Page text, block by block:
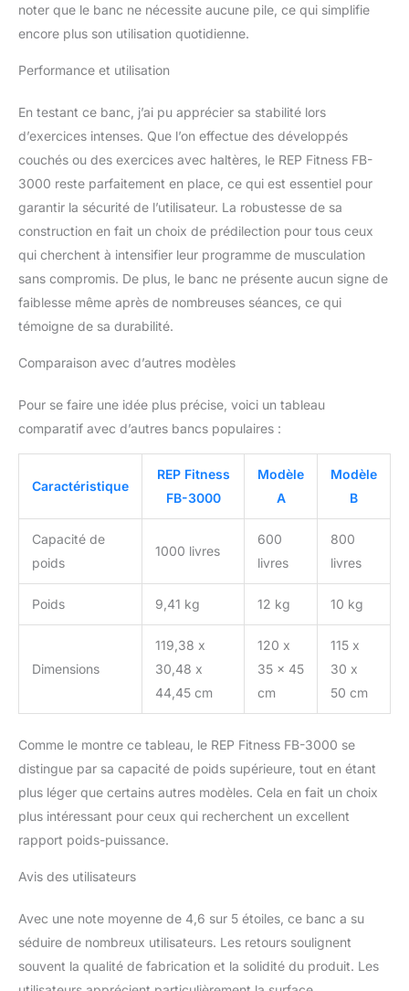
noter que le banc ne nécessite aucune pile, ce qui simplifie
encore plus son utilisation quotidienne.
Performance et utilisation
En testant ce banc, j’ai pu apprécier sa stabilité lors
d’exercices intenses. Que l’on effectue des développés
couchés ou des exercices avec haltères, le REP Fitness FB-
3000 reste parfaitement en place, ce qui est essentiel pour
garantir la sécurité de l’utilisateur. La robustesse de sa
construction en fait un choix de prédilection pour tous ceux
qui cherchent à intensifier leur programme de musculation
sans compromis. De plus, le banc ne présente aucun signe de
faiblesse même après de nombreuses séances, ce qui
témoigne de sa durabilité.
Comparaison avec d’autres modèles
Pour se faire une idée plus précise, voici un tableau
comparatif avec d’autres bancs populaires :
Caractéristique
REP Fitness
FB-3000
Modèle
A
Modèle
B
Capacité de
poids
1000 livres
600
livres
800
livres
Poids 9,41 kg 12 kg 10 kg
Dimensions
119,38 x
30,48 x
44,45 cm
120 x
35 x 45
cm
115 x
30 x
50 cm
Comme le montre ce tableau, le REP Fitness FB-3000 se
distingue par sa capacité de poids supérieure, tout en étant
plus léger que certains autres modèles. Cela en fait un choix
plus intéressant pour ceux qui recherchent un excellent
rapport poids-puissance.
Avis des utilisateurs
Avec une note moyenne de 4,6 sur 5 étoiles, ce banc a su
séduire de nombreux utilisateurs. Les retours soulignent
souvent la qualité de fabrication et la solidité du produit. Les